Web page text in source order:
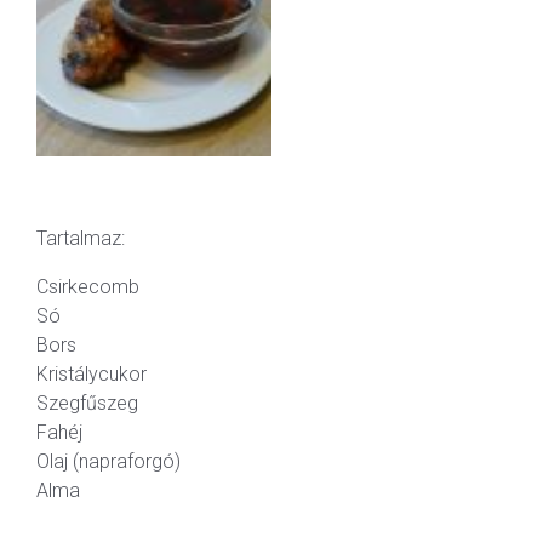
Tartalmaz:
Csirkecomb
Só
Bors
Kristálycukor
Szegfűszeg
Fahéj
Olaj (napraforgó)
Alma